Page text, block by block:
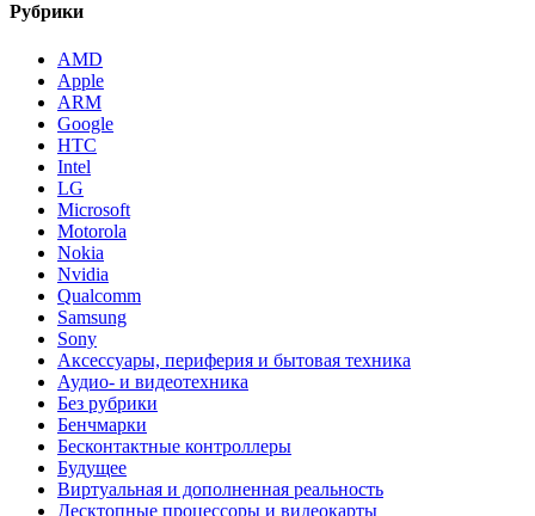
Рубрики
AMD
Apple
ARM
Google
HTC
Intel
LG
Microsoft
Motorola
Nokia
Nvidia
Qualcomm
Samsung
Sony
Аксессуары, периферия и бытовая техника
Аудио- и видеотехника
Без рубрики
Бенчмарки
Бесконтактные контроллеры
Будущее
Виртуальная и дополненная реальность
Десктопные процессоры и видеокарты